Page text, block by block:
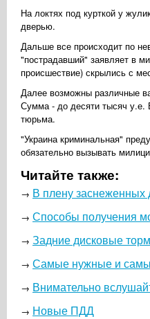
На локтях под курткой у
дверью.
Дальше все происходит по
"пострадавший" заявляет в
происшествие) скрылись с
Далее возможны различные
Сумма - до десяти тысяч у.е.
тюрьма.
"Украина криминальная"
обязательно вызывать
Читайте также:
→ В плену заснеженных
→ Способы получения
→ Задние дисковые
→ Самые нужные и
→ Внимательно
→ Новые ПДД